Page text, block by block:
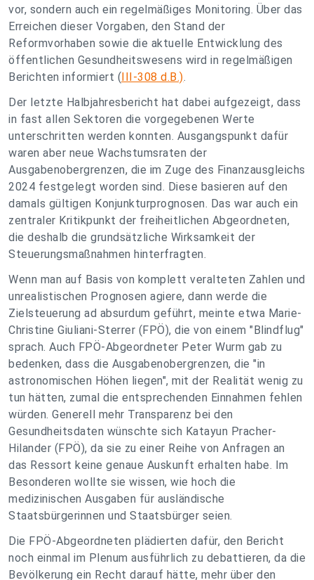
vor, sondern auch ein regelmäßiges Monitoring. Über das
Erreichen dieser Vorgaben, den Stand der
Reformvorhaben sowie die aktuelle Entwicklung des
öffentlichen Gesundheitswesens wird in regelmäßigen
Berichten informiert (III-308 d.B.).
Der letzte Halbjahresbericht hat dabei aufgezeigt, dass
in fast allen Sektoren die vorgegebenen Werte
unterschritten werden konnten. Ausgangspunkt dafür
waren aber neue Wachstumsraten der
Ausgabenobergrenzen, die im Zuge des Finanzausgleichs
2024 festgelegt worden sind. Diese basieren auf den
damals gültigen Konjunkturprognosen. Das war auch ein
zentraler Kritikpunkt der freiheitlichen Abgeordneten,
die deshalb die grundsätzliche Wirksamkeit der
Steuerungsmaßnahmen hinterfragten.
Wenn man auf Basis von komplett veralteten Zahlen und
unrealistischen Prognosen agiere, dann werde die
Zielsteuerung ad absurdum geführt, meinte etwa Marie-
Christine Giuliani-Sterrer (FPÖ), die von einem "Blindflug"
sprach. Auch FPÖ-Abgeordneter Peter Wurm gab zu
bedenken, dass die Ausgabenobergrenzen, die "in
astronomischen Höhen liegen", mit der Realität wenig zu
tun hätten, zumal die entsprechenden Einnahmen fehlen
würden. Generell mehr Transparenz bei den
Gesundheitsdaten wünschte sich Katayun Pracher-
Hilander (FPÖ), da sie zu einer Reihe von Anfragen an
das Ressort keine genaue Auskunft erhalten habe. Im
Besonderen wollte sie wissen, wie hoch die
medizinischen Ausgaben für ausländische
Staatsbürgerinnen und Staatsbürger seien.
Die FPÖ-Abgeordneten plädierten dafür, den Bericht
noch einmal im Plenum ausführlich zu debattieren, da die
Bevölkerung ein Recht darauf hätte, mehr über den